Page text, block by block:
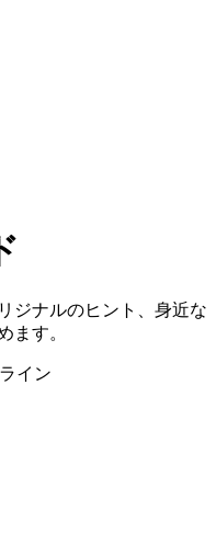
ジナルのヒント、身近な
ます。
イン